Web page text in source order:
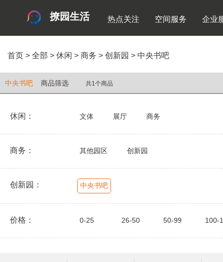
撩园生活 热点关注 空间服务 企业
首页 > 全部 > 休闲 > 商务 > 创新园 > 中央书吧
中央书吧 商品筛选 共1个商品
休闲： 文体 展厅 商务
商务： 其他园区 创新园
创新园： 中央书吧
价格： 0-25 26-50 50-99 100-